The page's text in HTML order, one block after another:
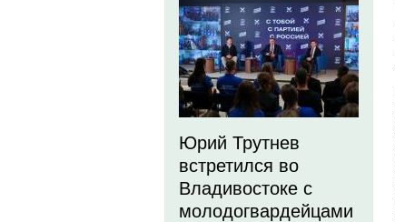
Юрий Трутнев
встретился во
Владивостоке с
молодогвардейцами